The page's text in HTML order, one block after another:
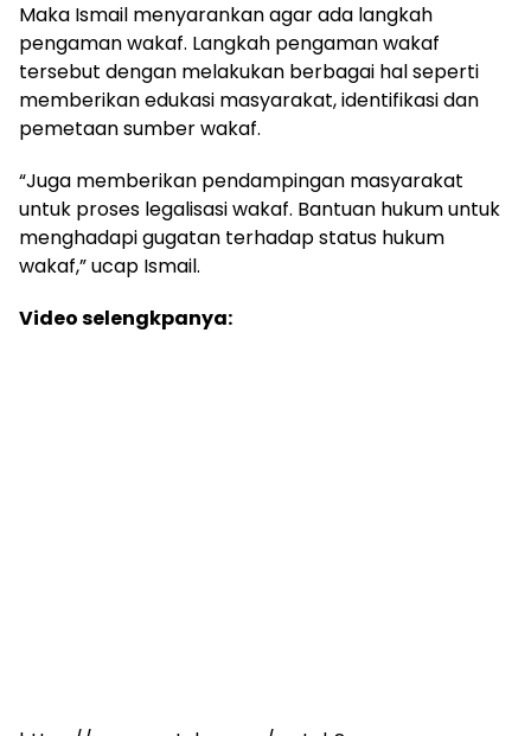
Maka Ismail menyarankan agar ada langkah
pengaman wakaf. Langkah pengaman wakaf
tersebut dengan melakukan berbagai hal seperti
memberikan edukasi masyarakat, identifikasi dan
pemetaan sumber wakaf.
“Juga memberikan pendampingan masyarakat
untuk proses legalisasi wakaf. Bantuan hukum untuk
menghadapi gugatan terhadap status hukum
wakaf,” ucap Ismail.
Video selengkpanya: